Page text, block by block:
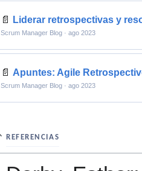
📄 Liderar retrospectivas y
Scrum Manager Blog · ago 2023
📄 Apuntes: Agile
Scrum Manager Blog · ago 2023
REFERENCIAS